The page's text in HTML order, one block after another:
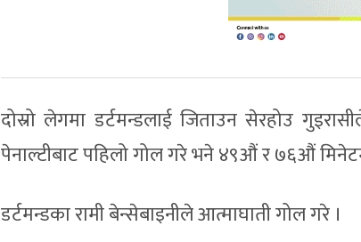
दोस्रो लेगमा डर्टमन्डलाई जिताउन सेरहोउ
पेनाल्टीबाट पहिलो गोल गरे भने ४९औं र ७६औं
डर्टमन्डका रामी बेन्सेबाइनीले आत्माघाती गोल गरे ।